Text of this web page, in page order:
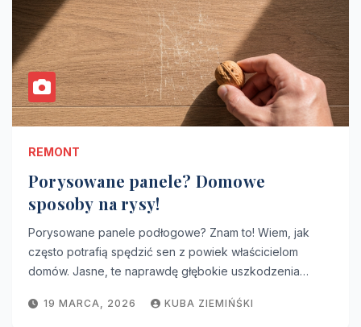
REMONT
Porysowane panele? Domowe
sposoby na rysy!
Porysowane panele podłogowe? Znam to! Wiem, jak
często potrafią spędzić sen z powiek właścicielom
domów. Jasne, te naprawdę głębokie uszkodzenia…
19 MARCA, 2026 KUBA ZIEMIŃŚKI